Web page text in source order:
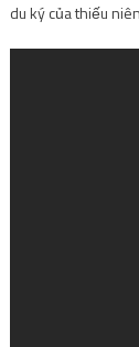
du ký của thiếu